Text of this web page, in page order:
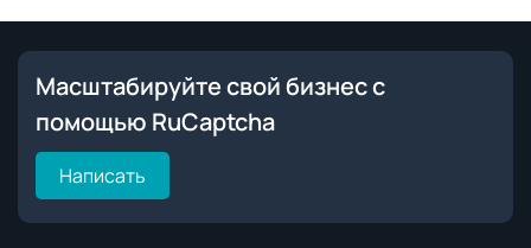
Масштабируйте свой бизнес с
помощью RuCaptcha
Написать